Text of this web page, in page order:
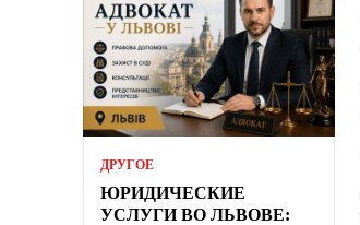
ДРУГОЕ
ЮРИДИЧЕСКИЕ
УСЛУГИ ВО ЛЬВОВЕ: